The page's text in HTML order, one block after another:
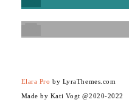
Elara Pro by LyraThemes.com
Made by Kati Vogt @2020-2022